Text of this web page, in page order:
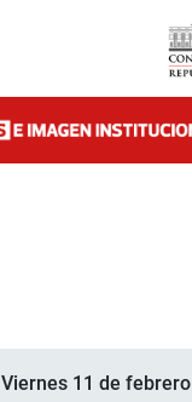
Viernes 11 de febrero